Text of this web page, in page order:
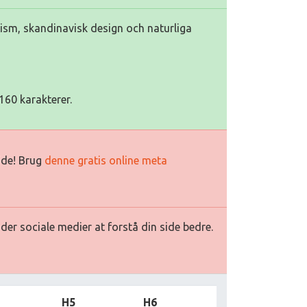
skandinavisk design och naturliga
karakterer.
Brug denne gratis online meta
sociale medier at forstå din side bedre.
H5 H6